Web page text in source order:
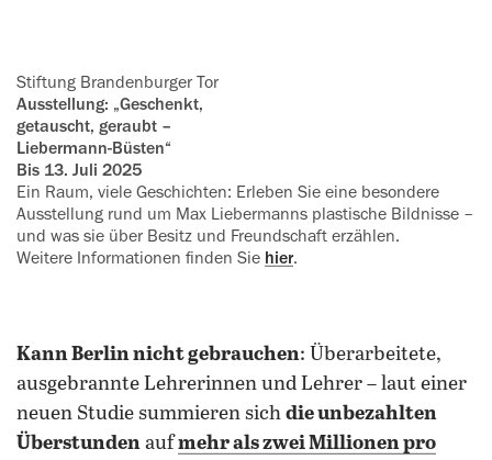
Stiftung Brandenburger Tor
Ausstellung: „Geschenkt,
getauscht, geraubt –
Liebermann-Büsten“
Bis 13. Juli 2025
Ein Raum, viele Geschichten: Erleben Sie eine besondere
Ausstellung rund um Max Liebermanns plastische Bildnisse –
und was sie über Besitz und Freundschaft erzählen.
Weitere Informationen finden Sie hier.
Kann Berlin nicht gebrauchen: Überarbeitete,
ausgebrannte Lehrerinnen und Lehrer – laut einer
neuen Studie summieren sich die unbezahlten
Überstunden aufmehr als zwei Millionen pro